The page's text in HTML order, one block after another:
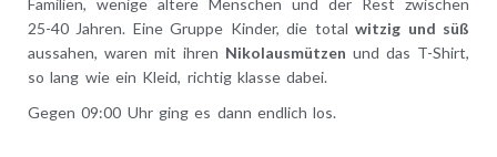
Familien, wenige ältere Menschen und der Rest zwischen
25-40 Jahren. Eine Gruppe Kinder, die totalwitzig und süß
aussahen, waren mit ihren Nikolausmützen und das T-Shirt,
so lang wie ein Kleid, richtig klasse dabei.
Gegen 09:00 Uhr ging es dann endlich los.